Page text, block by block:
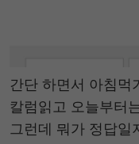
간단 하면서 아침먹
칼럼읽고 오늘부터
그런데 뭐가 정답일